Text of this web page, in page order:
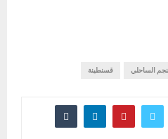
النجم الساحلي قسنطينة